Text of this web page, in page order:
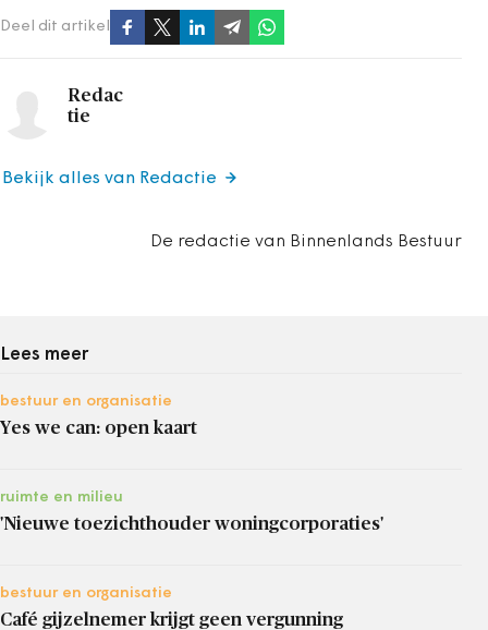
Deel dit artikel
Redac
tie
De redactie van Binnenlands Bestuur
Bekijk alles van Redactie
Lees meer
bestuur en organisatie
Yes we can: open kaart
ruimte en milieu
'Nieuwe toezichthouder woningcorporaties'
bestuur en organisatie
Café gijzelnemer krijgt geen vergunning